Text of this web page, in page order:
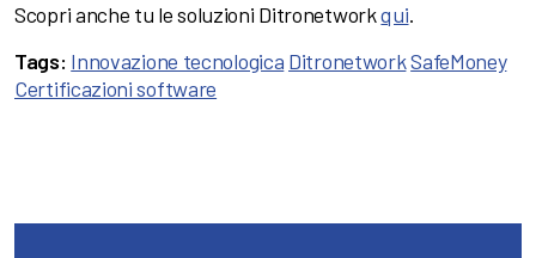
Scopri anche tu le soluzioni Ditronetworkqui.
Tags: Innovazione tecnologica DitronetworkSafeMoney
Certificazioni software